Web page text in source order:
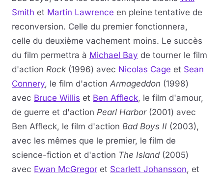
Smith et Martin Lawrence en pleine tentative de
reconversion. Celle du premier fonctionnera,
celle du deuxième vachement moins. Le succès
du film permettra à Michael Bay de tourner le film
d'action Rock (1996) avec Nicolas Cage et Sean
Connery, le film d'action Armageddon (1998)
avec Bruce Willis et Ben Affleck, le film d'amour,
de guerre et d'action Pearl Harbor(2001) avec
Ben Affleck, le film d'action Bad Boys II (2003),
avec les mêmes que le premier, le film de
science-fiction et d'action The Island(2005)
avec Ewan McGregor et Scarlett Johansson, et